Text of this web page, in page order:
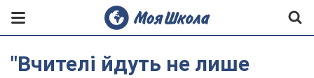
"Вчителі йдуть не лише